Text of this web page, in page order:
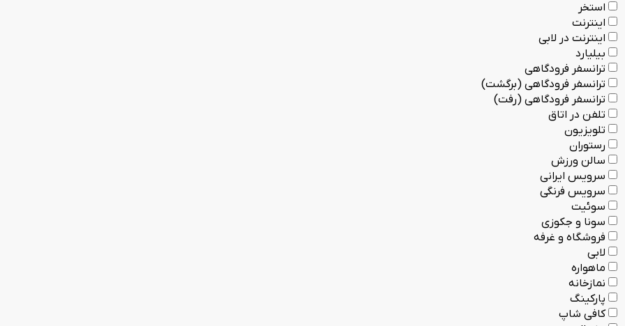
استخر
اینترنت
اینترنت در لابی
بیلیارد
ترانسفر فرودگاهی
ترانسفر فرودگاهی (برگشت)
ترانسفر فرودگاهی (رفت)
تلفن در اتاق
تلویزیون
رستوران
سالن ورزش
سرویس ایرانی
سرویس فرنگی
سوئیت
سونا و جکوزی
فروشگاه و غرفه
لابی
ماهواره
نمازخانه
پارکینگ
کافی شاپ